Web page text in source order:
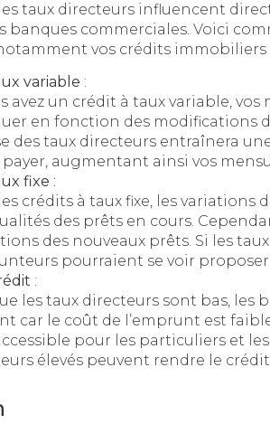
taux directeurs influencent
banques commerciales. Voici
vos crédits immobiliers
variable :
avez un crédit à taux variable,
en fonction des modifications
des taux directeurs entraînera
payer, augmentant ainsi vos
fixe :
crédits à taux fixe, les variations
des prêts en cours.
des nouveaux prêts. Si les
pourraient se voir proposer
:
les taux directeurs sont bas, les
car le coût de l’emprunt est
pour les particuliers et
élevés peuvent rendre le